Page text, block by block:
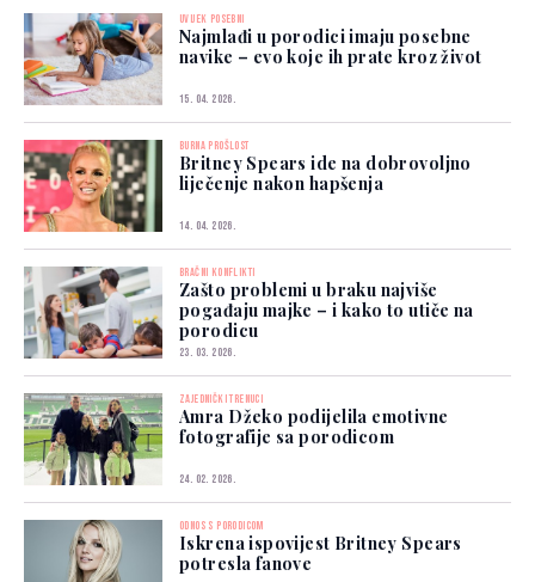
UVIJEK POSEBNI
Najmlađi u porodici imaju posebne
navike – evo koje ih prate kroz život
15. 04. 2026.
BURNA PROŠLOST
Britney Spears ide na dobrovoljno
liječenje nakon hapšenja
14. 04. 2026.
BRAČNI KONFLIKTI
Zašto problemi u braku najviše
pogađaju majke – i kako to utiče na
porodicu
23. 03. 2026.
ZAJEDNIČKI TRENUCI
Amra Džeko podijelila emotivne
fotografije sa porodicom
24. 02. 2026.
ODNOS S PORODICOM
Iskrena ispovijest Britney Spears
potresla fanove